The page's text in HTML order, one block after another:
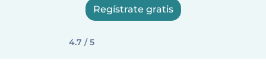
Regístrate gratis
4.7 / 5